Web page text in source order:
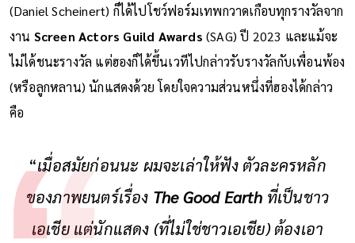
(Daniel Scheinert) ก็ได้ไปโชว์ฟอร์มเทพกวาดเกือบทุกรางวัลจาก
งาน Screen Actors Guild Awards (SAG) ปี 2023 และแม้จะ
ไม่ได้ชนะรางวัล แต่ฮองก็ได้ขึ้นเวทีไปกล่าวรับรางวัลกับเพื่อนพ้อง
(หรือลูกหลาน) นักแสดงด้วย โดยใจความส่วนหนึ่งที่ฮองได้กล่าว
คือ
“เมื่อสมัยก่อนนะ ผมจะเล่าให้ฟัง ตัวละครหลัก
ของภาพยนตร์เรื่อง The Good Earth ที่เป็นชาว
เอเชีย แต่นักแสดง (ที่ไม่ใช่ชาวเอเชีย) ต้องเอา